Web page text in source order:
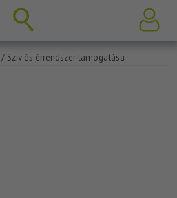
/ Szív és érrendszer támogatása